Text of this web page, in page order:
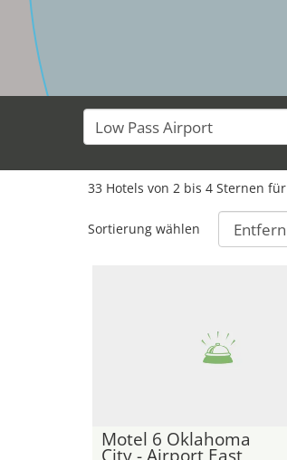
33 Hotels von 2 bis 4 Sternen für
Sortierung wählen
Motel 6 Oklahoma
City - Airport East